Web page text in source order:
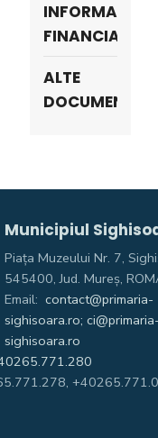
INFORMAȚII
FINANCIARE
ALTE
DOCUMENTE
Municipiul
Piața Muzeului Nr. 7,
545400, Jud. Mureş,
Email: contact@primaria-
sighisoara.ro; ci@primaria-
sighisoara.ro